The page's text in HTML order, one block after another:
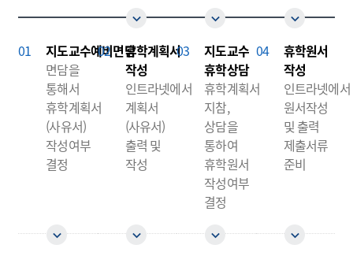
지도교수예비면담
면담을
통해서
휴학계획서
(사유서)
작성여부
결정
휴학계획서
작성
인트라넷에서
계획서
(사유서)
출력 및
작성
지도교수
휴학상담
휴학계획서
지참,
상담을
통하여
휴학원서
작성여부
결정
휴학원서
작성
인트라넷에서
원서작성
및 출력
제출서류
준비